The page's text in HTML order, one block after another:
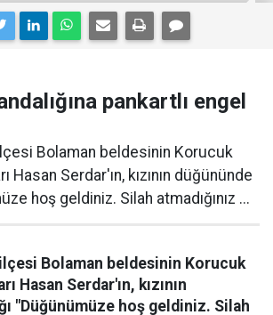
pankartlı engel
Bolaman beldesinin Korucuk
Hasan Serdar'ın, kızının düğününde
hoş geldiniz. Silah atmadığınız ...
Bolaman beldesinin Korucuk
Hasan Serdar'ın, kızının
"Düğünümüze hoş geldiniz. Silah